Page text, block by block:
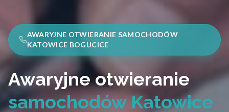
AWARYJNE OTWIERANIE SAMOCHODÓW
KATOWICE BOGUCICE
Awaryjne otwieranie
samochodów Katowice